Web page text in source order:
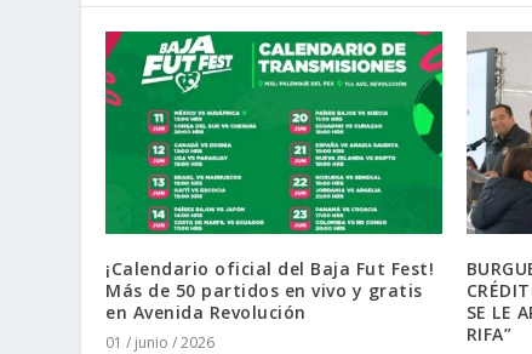
¡Calendario oficial del Baja Fut Fest!
Más de 50 partidos en vivo y gratis
en Avenida Revolución
01 / junio / 2026
SE LE
RIFA”